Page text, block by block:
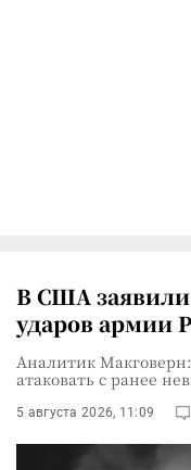
В США
ударов армии
Аналитик
атаковать с ранее
5 августа 2026, 11:09